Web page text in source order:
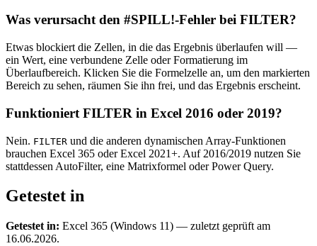
Was verursacht den #SPILL!-Fehler bei FILTER?
Etwas blockiert die Zellen, in die das Ergebnis überlaufen will —
ein Wert, eine verbundene Zelle oder Formatierung im
Überlaufbereich. Klicken Sie die Formelzelle an, um den markierten
Bereich zu sehen, räumen Sie ihn frei, und das Ergebnis erscheint.
Funktioniert FILTER in Excel 2016 oder 2019?
Nein. FILTER und die anderen dynamischen Array-Funktionen
brauchen Excel 365 oder Excel 2021+. Auf 2016/2019 nutzen Sie
stattdessen AutoFilter, eine Matrixformel oder Power Query.
Getestet in
Getestet in: Excel 365 (Windows 11) — zuletzt geprüft am
16.06.2026.